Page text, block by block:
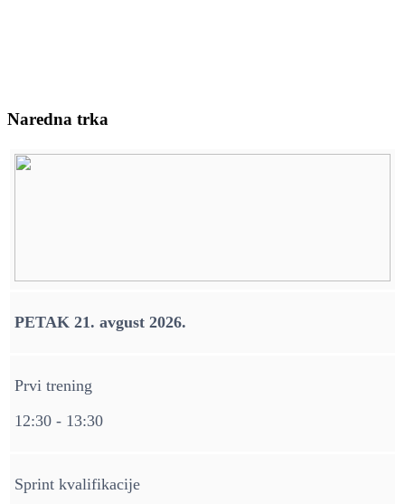
Naredna trka
PETAK 21. avgust 2026.
Prvi trening
12:30 - 13:30
Sprint kvalifikacije